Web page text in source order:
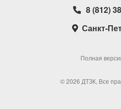
Возврат
Наши
Школьная
8 (812)
Санкт-
Полная
© 2026 ДТЗК, Все